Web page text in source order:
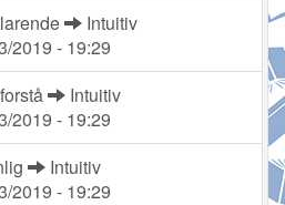
Intuitiv
2019 - 19:29
Intuitiv
2019 - 19:29
Intuitiv
2019 - 19:29